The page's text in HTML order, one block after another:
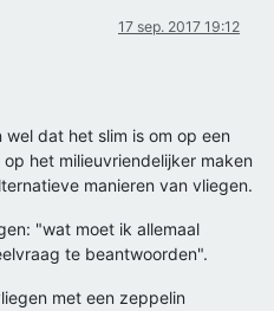
17 sep. 2017 19:12
dat het slim is om op een
het milieuvriendelijker maken
manieren van vliegen.
"wat moet ik allemaal
te beantwoorden".
met een zeppelin